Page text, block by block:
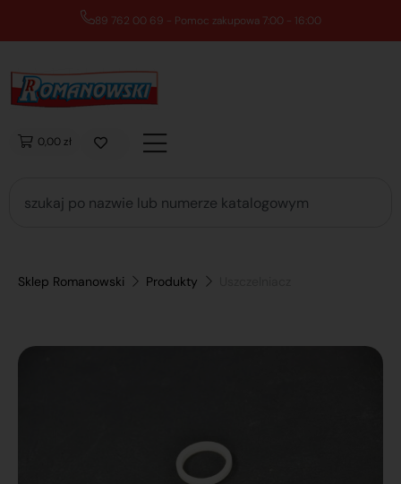
89 762 00 69 - Pomoc zakupowa 7:00 - 16:00
0,00 zł
Sklep Romanowski Produkty